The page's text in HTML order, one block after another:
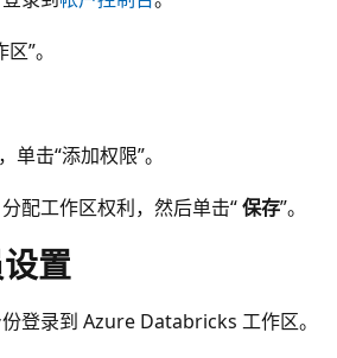
”。
单击“添加权限”。
配工作区权利，然后单击“保存”。
置
登录到 Azure Databricks 工作区。